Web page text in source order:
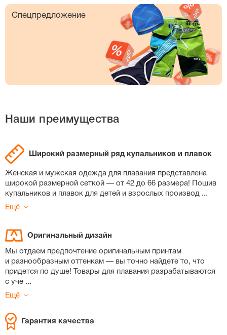
Спецпредложение
Наши преимущества
Широкий размерный ряд купальников и плавок
Женская и мужская одежда для плавания представлена
широкой размерной сеткой — от 42 до 66 размера! Пошив
купальников и плавок для детей и взрослых производ ...
Ещё
Оригинальный дизайн
Мы отдаем предпочтение оригинальным принтам
и разнообразным оттенкам — вы точно найдете то, что
придется по душе! Товары для плавания разрабатываются
с уче ...
Ещё
Гарантия качества